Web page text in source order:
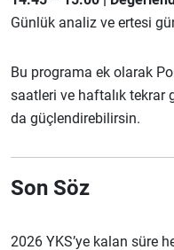
Günlük analiz ve ertesi
Bu programa ek olarak
saatleri ve haftalık tekrar
da güçlendirebilirsin.
Son Söz
2026 YKS’ye kalan süre